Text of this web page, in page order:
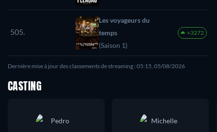
505.
Les voyageurs du
temps
(Saison 1)
+3272
Dernière mise à jour des classements de streaming : 05:15, 05/08/2026
CASTING